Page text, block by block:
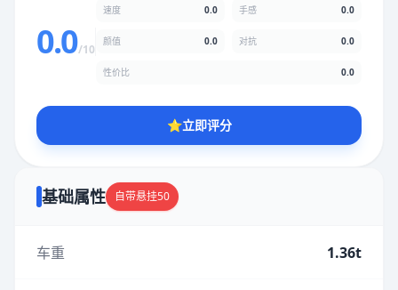
0.0/10
速度 0.0 手感 0.0
颜值 0.0 对抗 0.0
性价比 0.0
⭐立即评分
基础属性 自带悬挂50
车重 1.36t
★★ ★ ★
性价比
★★★★★★★★★★
比0%，性价比占比0%，颜值占比0%